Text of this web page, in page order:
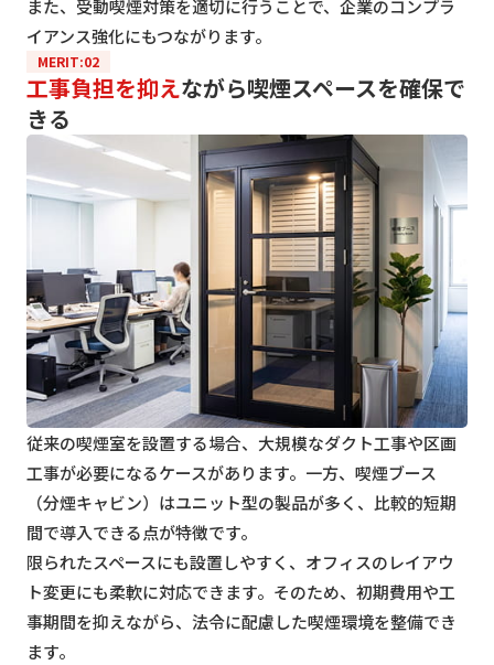
また、受動喫煙対策を適切に行うことで、企業のコンプラ
イアンス強化にもつながります。
MERIT:02
工事負担を抑えながら喫煙スペースを確保で
きる
従来の喫煙室を設置する場合、大規模なダクト工事や区画
工事が必要になるケースがあります。一方、喫煙ブース
（分煙キャビン）はユニット型の製品が多く、比較的短期
間で導入できる点が特徴です。
限られたスペースにも設置しやすく、オフィスのレイアウ
ト変更にも柔軟に対応できます。そのため、初期費用や工
事期間を抑えながら、法令に配慮した喫煙環境を整備でき
ます。